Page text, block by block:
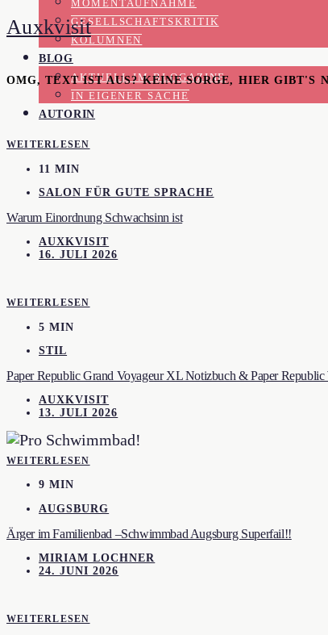
MOMENTAUFNAHME
GESELLSCHAFTSKRITIK
KOLUMNEN
BLOG
AKTUELL IM BLOGAZINE
IN EIGENER SACHE
AUTORIN
Auxkvisit
OMG, TEXT IST AUS? KEINE SORGE, HIER GIBT'S
WEITERLESEN
11 MIN
SALON FÜR GUTE SPRACHE
Warum Einordnung Schwachsinn ist
AUXKVISIT
16. JULI 2026
WEITERLESEN
5 MIN
STIL
Paper Republic Grand Voyageur XL Notizbuch & Paper Republic
AUXKVISIT
13. JULI 2026
WEITERLESEN
9 MIN
AUGSBURG
Ärger im Familienbad –Schwimmbad Augsburg Superfail!!
MIRIAM LOCHNER
24. JUNI 2026
WEITERLESEN